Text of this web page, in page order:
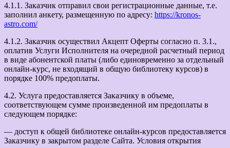
4.1.1. Заказчик отправил свои регистрационные данные, т.е.
заполнил анкету, размещенную по адресу: https://kronos-
astro.com/
4.1.2. Заказчик осуществил Акцепт Оферты согласно п. 3.1.,
оплатив Услуги Исполнителя на очередной расчетный период
в виде абонентской платы (либо единовременно за отдельный
онлайн-курс, не входящий в общую библиотеку курсов) в
порядке 100% предоплаты.
4.2. Услуга предоставляется Заказчику в объеме,
соответствующем сумме произведенной им предоплаты в
следующем порядке:
— доступ к общей библиотеке онлайн-курсов предоставляется
Заказчику в закрытом разделе Сайта. Условия открытия